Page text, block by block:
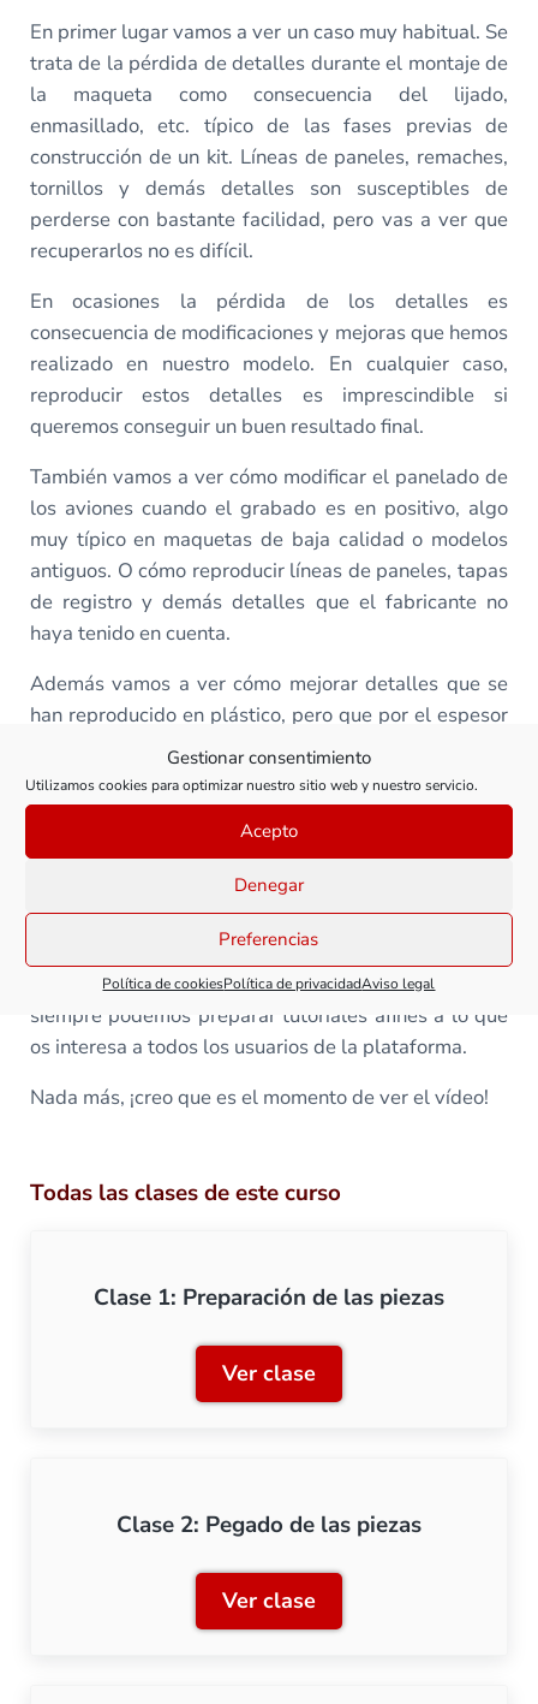
Gestionar consentimiento
Utilizamos cookies para optimizar nuestro sitio web y nuestro servicio.
Acepto
Denegar
Preferencias
Política de cookiesPolítica de privacidadAviso legal
En primer lugar vamos a ver un caso muy habitual. Se
trata de la pérdida de detalles durante el montaje de
la maqueta como consecuencia del lijado,
enmasillado, etc. típico de las fases previas de
construcción de un kit. Líneas de paneles, remaches,
tornillos y demás detalles son susceptibles de
perderse con bastante facilidad, pero vas a ver que
recuperarlos no es difícil.
En ocasiones la pérdida de los detalles es
consecuencia de modificaciones y mejoras que hemos
realizado en nuestro modelo. En cualquier caso,
reproducir estos detalles es imprescindible si
queremos conseguir un buen resultado final.
También vamos a ver cómo modificar el panelado de
los aviones cuando el grabado es en positivo, algo
muy típico en maquetas de baja calidad o modelos
antiguos. O cómo reproducir líneas de paneles, tapas
de registro y demás detalles que el fabricante no
haya tenido en cuenta.
Además vamos a ver cómo mejorar detalles que se
han reproducido en plástico, pero que por el espesor
del material o por falta de definición, quedan fuera
de escala.
Este tipo de técnicas dan para mucho y en esta clase
vamos a ver algunos ejemplo así como las
herramientas y accesorios más habituales. En todo
caso, como siempre, si te interesa profundizar en
alguna técnica concreta, no dudes en utilizar el
formulario de «Sugerir curso» de la intranet. Así
siempre podemos preparar tutoriales afines a lo que
os interesa a todos los usuarios de la plataforma.
Nada más, ¡creo que es el momento de ver el vídeo!
Todas las clases de este curso
Clase 1: Preparación de las piezas
Ver claseClase 1: Preparación de
Clase 2: Pegado de las piezas
Ver claseClase 2: Pegado de las